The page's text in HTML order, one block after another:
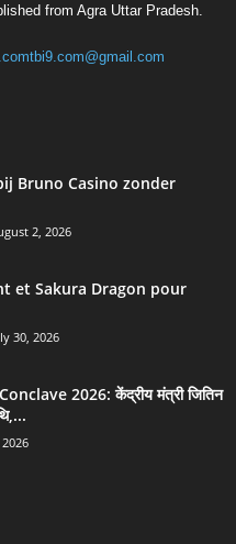
from Agra Uttar Pradesh.
Bruno Casino zonder
2, 2026
et Sakura Dragon pour
30, 2026
2026: केंद्रीय मंत्री जितिन